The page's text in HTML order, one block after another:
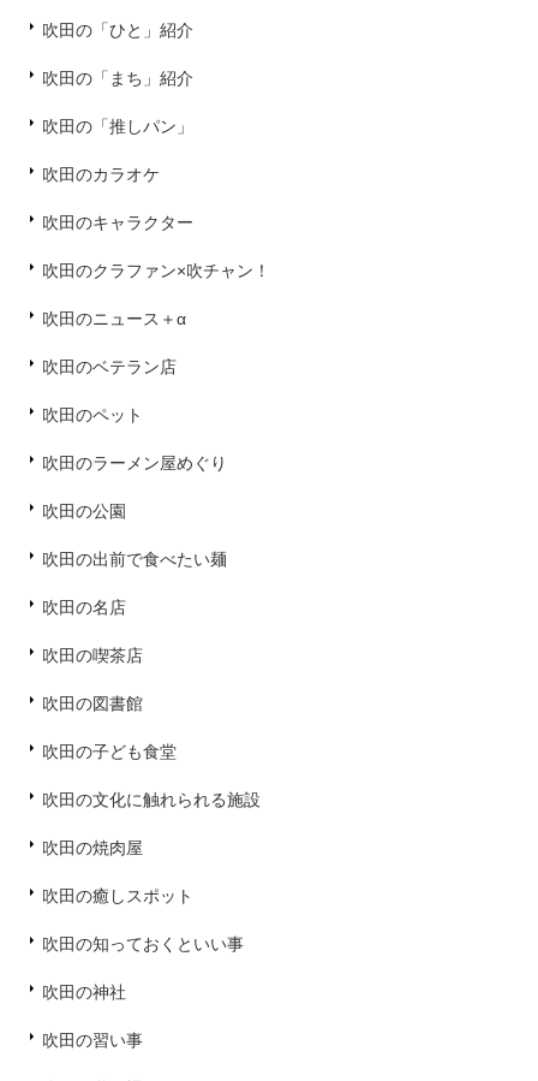
吹田の「ひと」紹介
吹田の「まち」紹介
吹田の「推しパン」
吹田のカラオケ
吹田のキャラクター
吹田のクラファン×吹チャン！
吹田のニュース＋α
吹田のベテラン店
吹田のペット
吹田のラーメン屋めぐり
吹田の公園
吹田の出前で食べたい麺
吹田の名店
吹田の喫茶店
吹田の図書館
吹田の子ども食堂
吹田の文化に触れられる施設
吹田の焼肉屋
吹田の癒しスポット
吹田の知っておくといい事
吹田の神社
吹田の習い事